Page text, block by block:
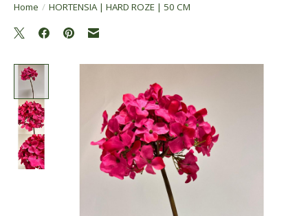
Home / HORTENSIA | HARD ROZE | 50 CM